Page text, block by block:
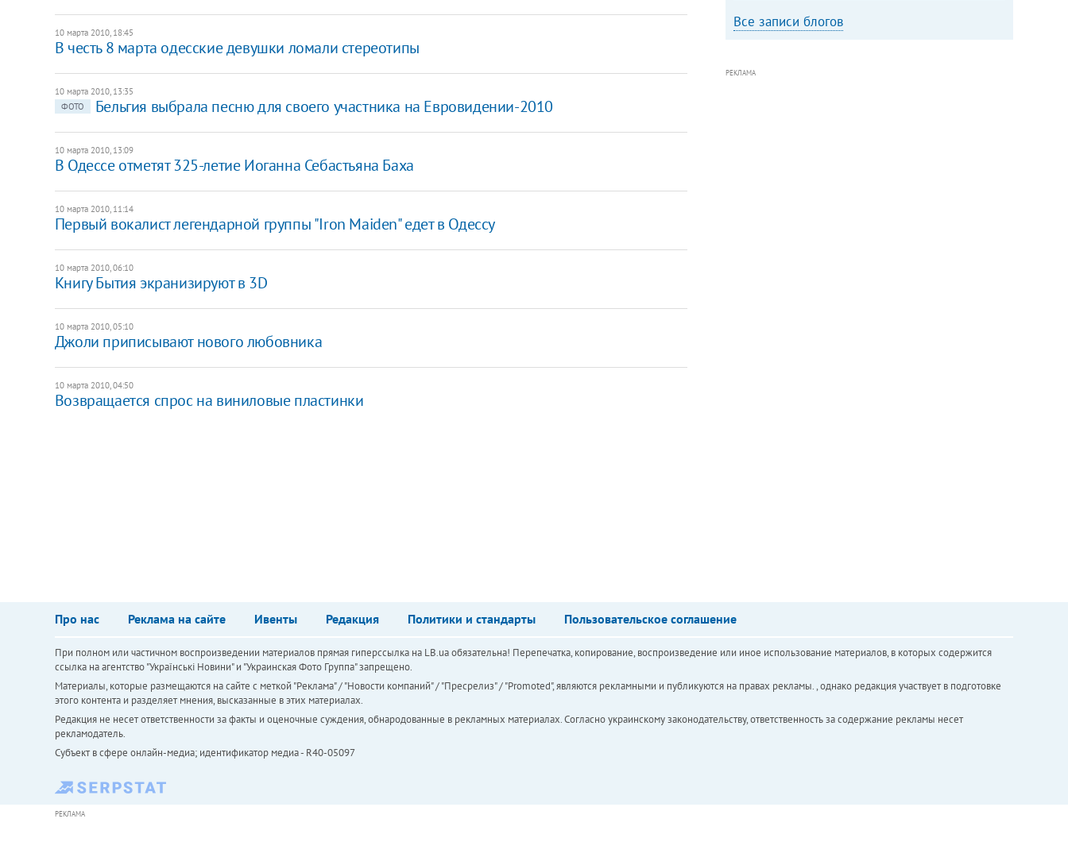
10 марта 2010, 18:45
В честь 8 марта одесские девушки ломали стереотипы
10 марта 2010, 13:35
ФОТО
Бельгия выбрала песню для своего участника на Евровидении-2010
10 марта 2010, 13:09
В Одессе отметят 325-летие Иоганна Себастьяна Баха
10 марта 2010, 11:14
Первый вокалист легендарной группы "Iron Maiden" едет в Одессу
10 марта 2010, 06:10
Книгу Бытия экранизируют в 3D
10 марта 2010, 05:10
Джоли приписывают нового любовника
10 марта 2010, 04:50
Возвращается спрос на виниловые пластинки
Все записи блогов
РЕКЛАМА
Про нас Реклама на сайте Ивенты Редакция Политики и стандарты Пользовательское соглашение
При полном или частичном воспроизведении материалов прямая гиперссылка на LB.ua обязательна! Перепечатка, копирование, воспроизведение или иное использование материалов, в которых содержится
ссылка на агентство "Українськi Новини" и "Украинская Фото Группа" запрещено.
Материалы, которые размещаются на сайте с меткой "Реклама" / "Новости компаний" / "Пресрелиз" / "Promoted", являются рекламными и публикуются на правах рекламы. , однако редакция участвует в подготовке
этого контента и разделяет мнения, высказанные в этих материалах.
Редакция не несет ответственности за факты и оценочные суждения, обнародованные в рекламных материалах. Согласно украинскому законодательству, ответственность за содержание рекламы несет
рекламодатель.
Субъект в сфере онлайн-медиа; идентификатор медиа - R40-05097
РЕКЛАМА